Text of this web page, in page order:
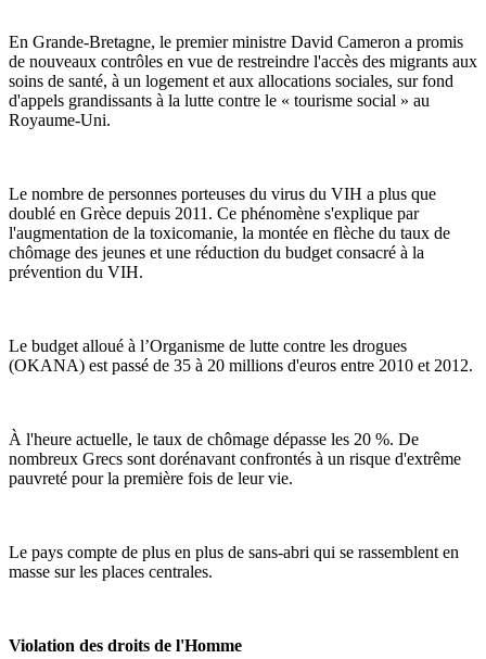
En Grande-Bretagne, le premier ministre David Cameron a promis
de nouveaux contrôles en vue de restreindre l'accès des migrants aux
soins de santé, à un logement et aux allocations sociales, sur fond
d'appels grandissants à la lutte contre le « tourisme social » au
Royaume-Uni.
Le nombre de personnes porteuses du virus du VIH a plus que
doublé en Grèce depuis 2011. Ce phénomène s'explique par
l'augmentation de la toxicomanie, la montée en flèche du taux de
chômage des jeunes et une réduction du budget consacré à la
prévention du VIH.
Le budget alloué à l’Organisme de lutte contre les drogues
(OKANA) est passé de 35 à 20 millions d'euros entre 2010 et 2012.
À l'heure actuelle, le taux de chômage dépasse les 20 %. De
nombreux Grecs sont dorénavant confrontés à un risque d'extrême
pauvreté pour la première fois de leur vie.
Le pays compte de plus en plus de sans-abri qui se rassemblent en
masse sur les places centrales.
Violation des droits de l'Homme